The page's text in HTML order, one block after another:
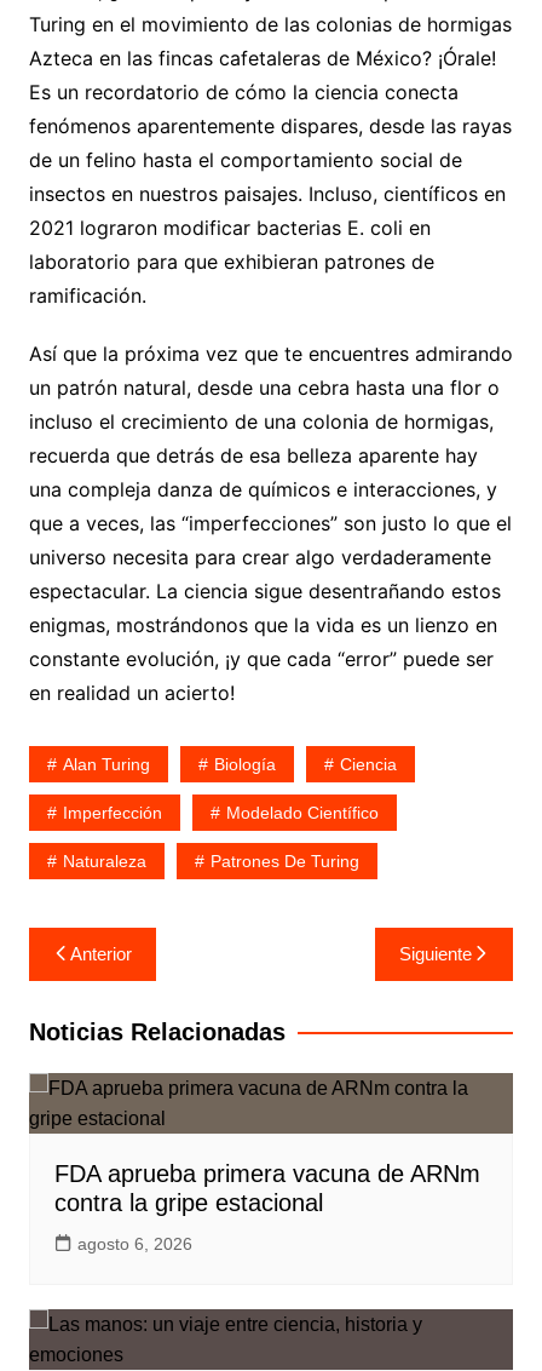
Turing en el movimiento de las colonias de hormigas
Azteca en las fincas cafetaleras de México? ¡Órale!
Es un recordatorio de cómo la ciencia conecta
fenómenos aparentemente dispares, desde las rayas
de un felino hasta el comportamiento social de
insectos en nuestros paisajes. Incluso, científicos en
2021 lograron modificar bacterias E. coli en
laboratorio para que exhibieran patrones de
ramificación.
Así que la próxima vez que te encuentres admirando
un patrón natural, desde una cebra hasta una flor o
incluso el crecimiento de una colonia de hormigas,
recuerda que detrás de esa belleza aparente hay
una compleja danza de químicos e interacciones, y
que a veces, las “imperfecciones” son justo lo que el
universo necesita para crear algo verdaderamente
espectacular. La ciencia sigue desentrañando estos
enigmas, mostrándonos que la vida es un lienzo en
constante evolución, ¡y que cada “error” puede ser
en realidad un acierto!
Alan Turing Biología Ciencia
Imperfección Modelado Científico
Naturaleza Patrones De Turing
Navegación
de
entradas
Anterior Siguiente
Noticias Relacionadas
FDA aprueba primera vacuna de ARNm
contra la gripe estacional
agosto 6, 2026